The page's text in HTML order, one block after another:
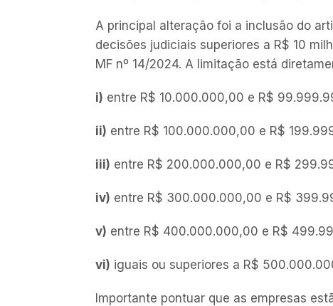
A principal alteração foi a inclusão do
decisões judiciais superiores a R$ 10
MF nº 14/2024. A limitação está
i) entre R$ 10.000.000,00 e R$
ii) entre R$ 100.000.000,00 e R$
iii) entre R$ 200.000.000,00 e R$
iv) entre R$ 300.000.000,00 e R$
v) entre R$ 400.000.000,00 e R$
vi) iguais ou superiores a R$
Importante pontuar que as empresas